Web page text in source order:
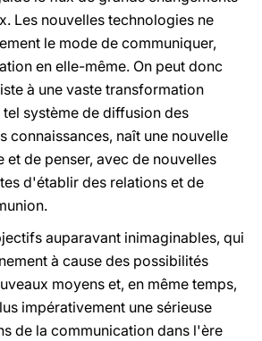
Les nouvelles technologies ne
le mode de communiquer,
en elle-même. On peut donc
à une vaste transformation
système de diffusion des
connaissances, naît une nouvelle
de penser, avec de nouvelles
d'établir des relations et de
auparavant inimaginables, qui
à cause des possibilités
moyens et, en même temps,
impérativement une sérieuse
de la communication dans l'ère